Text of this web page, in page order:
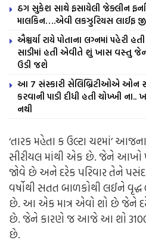
ઠગ સુકેશ સાથે ફસાયેલી જેક્લીન
માલકિન….એવી લકઝુરિયસ લાઈફ
ઐશ્વર્યા રાયે પોતાના લગ્નમાં પહેરી
સાડીમાં હતી એવીતે શું ખાસ વસ્તુ
ઉડી જશે
આ 7 સંસ્કારી સેલિબ્રિટીઓએ ઓન
કરવાની પાડી દીધી હતી ચોખ્ખી
નથી
‘તારક મહેતા ક ઉલ્ટા ચશ્માં’
સીરીયલ માંથી એક છે. જેને આખો
જોવે છે અને દરેક પરિવાર તેને
વર્ષોથી સતત બાળકોથી લઈને વૃદ્ધ
છે. આ એક માત્ર એવો શો છે જેને
છે. જેને કારણે જ આજે આ શો 3100
છે.